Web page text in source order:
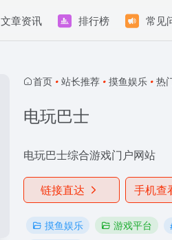
文章资讯 排行榜 常见
首页 • 站长推荐 • 摸鱼娱乐 • 热
电玩巴士
电玩巴士综合游戏门户网站
链接直达 手机查
摸鱼娱乐 游戏平台